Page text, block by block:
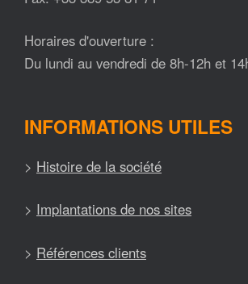
Horaires d'ouverture :
Du lundi au vendredi de 8h-12h et
INFORMATIONS UTILES
> Histoire de la société
> Implantations de nos sites
> Références clients